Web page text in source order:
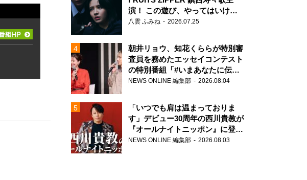
演！ この遊び、やってはいけま
せん。
八雲 ふみね 2026.07.25
朝井リョウ、知花くららが特別審
査員を務めたエッセイコンテスト
の特別番組「#いまあなたに伝え
たいこと」
NEWS ONLINE 編集部 2026.08.04
「いつでも肩は温まっておりま
す」デビュー30周年の西川貴教が
『オールナイトニッポン』に登
場！
NEWS ONLINE 編集部 2026.08.03